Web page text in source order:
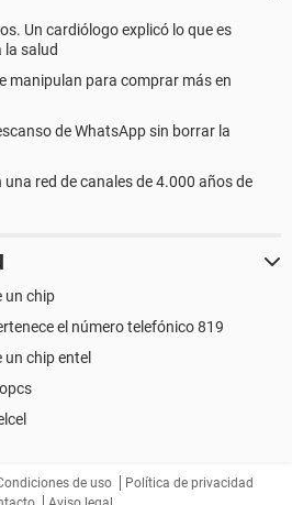
Un cardiólogo explicó lo que es
la salud
manipulan para comprar más en
de WhatsApp sin borrar la
red de canales de 4.000 años de
un chip
el número telefónico 819
chip entel
de uso
Política de privacidad